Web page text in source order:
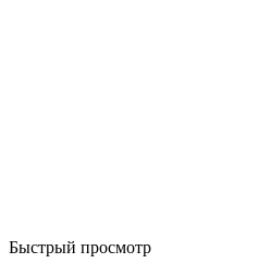
Быстрый просмотр